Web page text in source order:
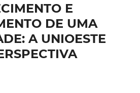
E
DE UMA
A UNIOESTE